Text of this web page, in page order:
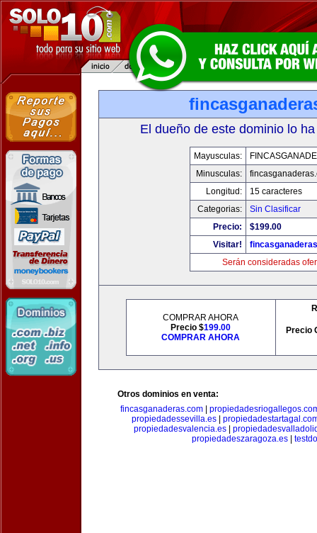
El dueño de este dominio lo
Mayusculas:
Minusculas:
Longitud:
15 caracteres
Categorias:
Sin Clasificar
Precio:
$199.00
Visitar!
Serán consideradas
COMPRAR AHORA
Precio $199.00
COMPRAR AHORA
Precio
Otros dominios en venta:
fincasganaderas.com
propiedadessevilla.es
propiedadesvalencia.es|
propiedadeszaragoza.es|